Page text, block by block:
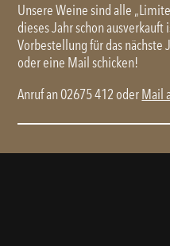
Unsere Weine sind alle
dieses Jahr schon
Vorbestellung für das nächste
oder eine Mail schicken!
Anruf an02675 412 oderMail